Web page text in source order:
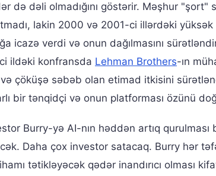
də dəli olmadığını göstərir. Məşhur "şort"
lakin 2000 və 2001-ci illərdəki
icazə verdi və onun dağılmasını
ildəki konfransda Lehman Brothers-ın
çöküşə səbəb olan etimad itkisini
bir tənqidçi və onun platforması özünü
Burry-yə AI-nın həddən artıq qurulması
Daha çox investor satacaq. Burry hər
tətikləyəcək qədər inandırıcı olması